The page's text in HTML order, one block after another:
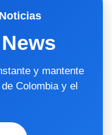
y mantente
Colombia y el